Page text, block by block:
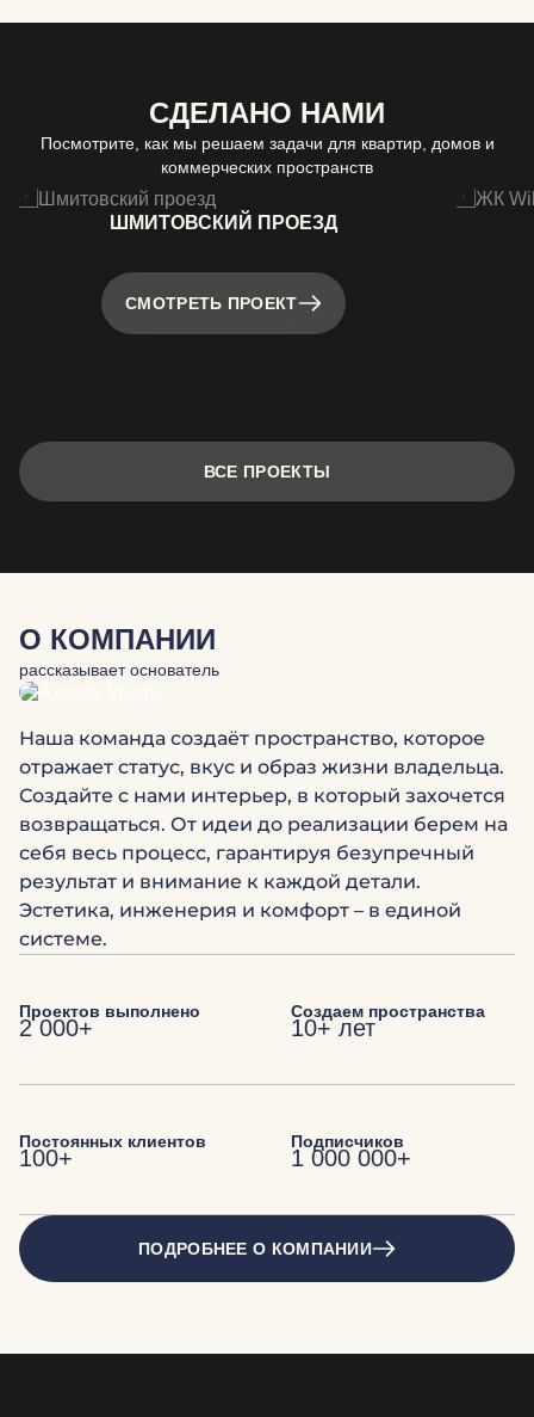
СДЕЛАНО НАМИ
Посмотрите, как мы решаем задачи для квартир, домов и
коммерческих пространств
ШМИТОВСКИЙ ПРОЕЗД
СМОТРЕТЬ ПРОЕКТ
ВСЕ ПРОЕКТЫ
О КОМПАНИИ
рассказывает основатель
Наша команда создаёт пространство, которое
отражает статус, вкус и образ жизни владельца.
Создайте с нами интерьер, в который захочется
возвращаться. От идеи до реализации берем на
себя весь процесс, гарантируя безупречный
результат и внимание к каждой детали.
Эстетика, инженерия и комфорт – в единой
системе.
Проектов выполнено
2 000+
Создаем пространства
10+ лет
Постоянных клиентов
100+
Подписчиков
1 000 000+
ПОДРОБНЕЕ О КОМПАНИИ